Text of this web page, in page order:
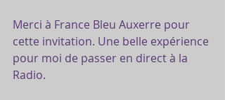
Merci à France Bleu Auxerre pour
cette invitation. Une belle expérience
pour moi de passer en direct à la
Radio.